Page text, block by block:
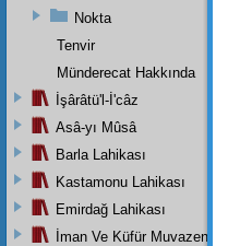
Nokta
Tenvir
Münderecat Hakkında
İşârâtü'l-İ'câz
Asâ-yı Mûsâ
Barla Lahikası
Kastamonu Lahikası
Emirdağ Lahikası
İman Ve Küfür Muvazeneleri